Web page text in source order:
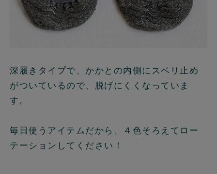
深履きタイプで、かかとの内側にスベリ止め
がついているので、脱げにくくなっていま
す。
毎日使うアイテムだから、４色そろえてロー
テーションしてください！